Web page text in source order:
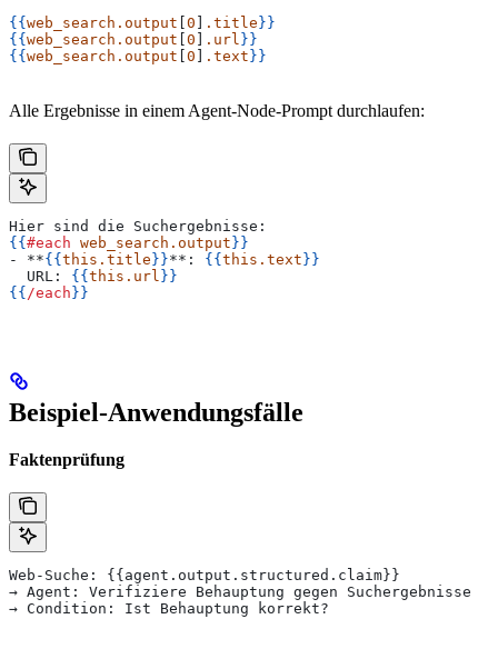
{{ web_search.output 0 .title }}
{{ web_search.output 0 .url }}
{{ web_search.output 0 .text }}
Alle Ergebnisse in einem Agent-Node-Prompt durchlaufen:
Hier sind die Suchergebnisse:
{{ #each web_search.output }}
- **{{ this.title }}**: {{ this.text }}
  URL:
{{ this.url }}
{{ /each }}
Beispiel-Anwendungsfälle
Faktenprüfung
Web-Suche: {{agent.output.structured.claim}}
→ Agent: Verifiziere Behauptung gegen Suchergebnisse
→ Condition: Ist Behauptung korrekt?